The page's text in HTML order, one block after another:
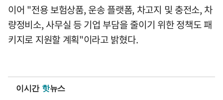
이어 "전용 보험상품, 운송 플랫폼, 차고지 및 충전소, 차
량정비소, 사무실 등 기업 부담을 줄이기 위한 정책도 패
키지로 지원할 계획"이라고 밝혔다.
이시간 핫뉴스